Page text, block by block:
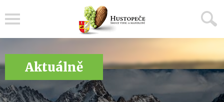
Aktuálně